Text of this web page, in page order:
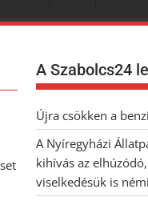
A Szabolcs24
Újra csökken a
A Nyíregyházi
kihívás az
viselkedésük is